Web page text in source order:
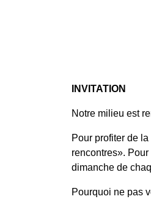
INVITATION
Notre milieu est
Pour profiter de
rencontres».
dimanche de
Pourquoi ne pas